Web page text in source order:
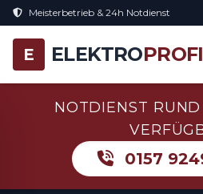
Meisterbetrieb & 24h Notdienst
E ELEKTROPROFI
NOTDIENST
0157